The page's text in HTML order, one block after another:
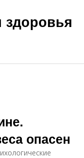
здоровья
опасен